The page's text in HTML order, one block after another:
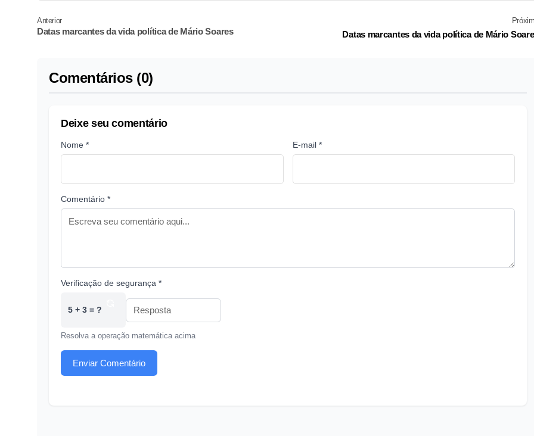
Anterior
Datas marcantes da vida política de Mário Soares Datas marcantes da vida política de Mário
Comentários (0)
Deixe seu comentário
Nome * E-mail *
Comentário *
Verificação de segurança *
5 + 3 = ?
Resolva a operação matemática acima
Enviar Comentário